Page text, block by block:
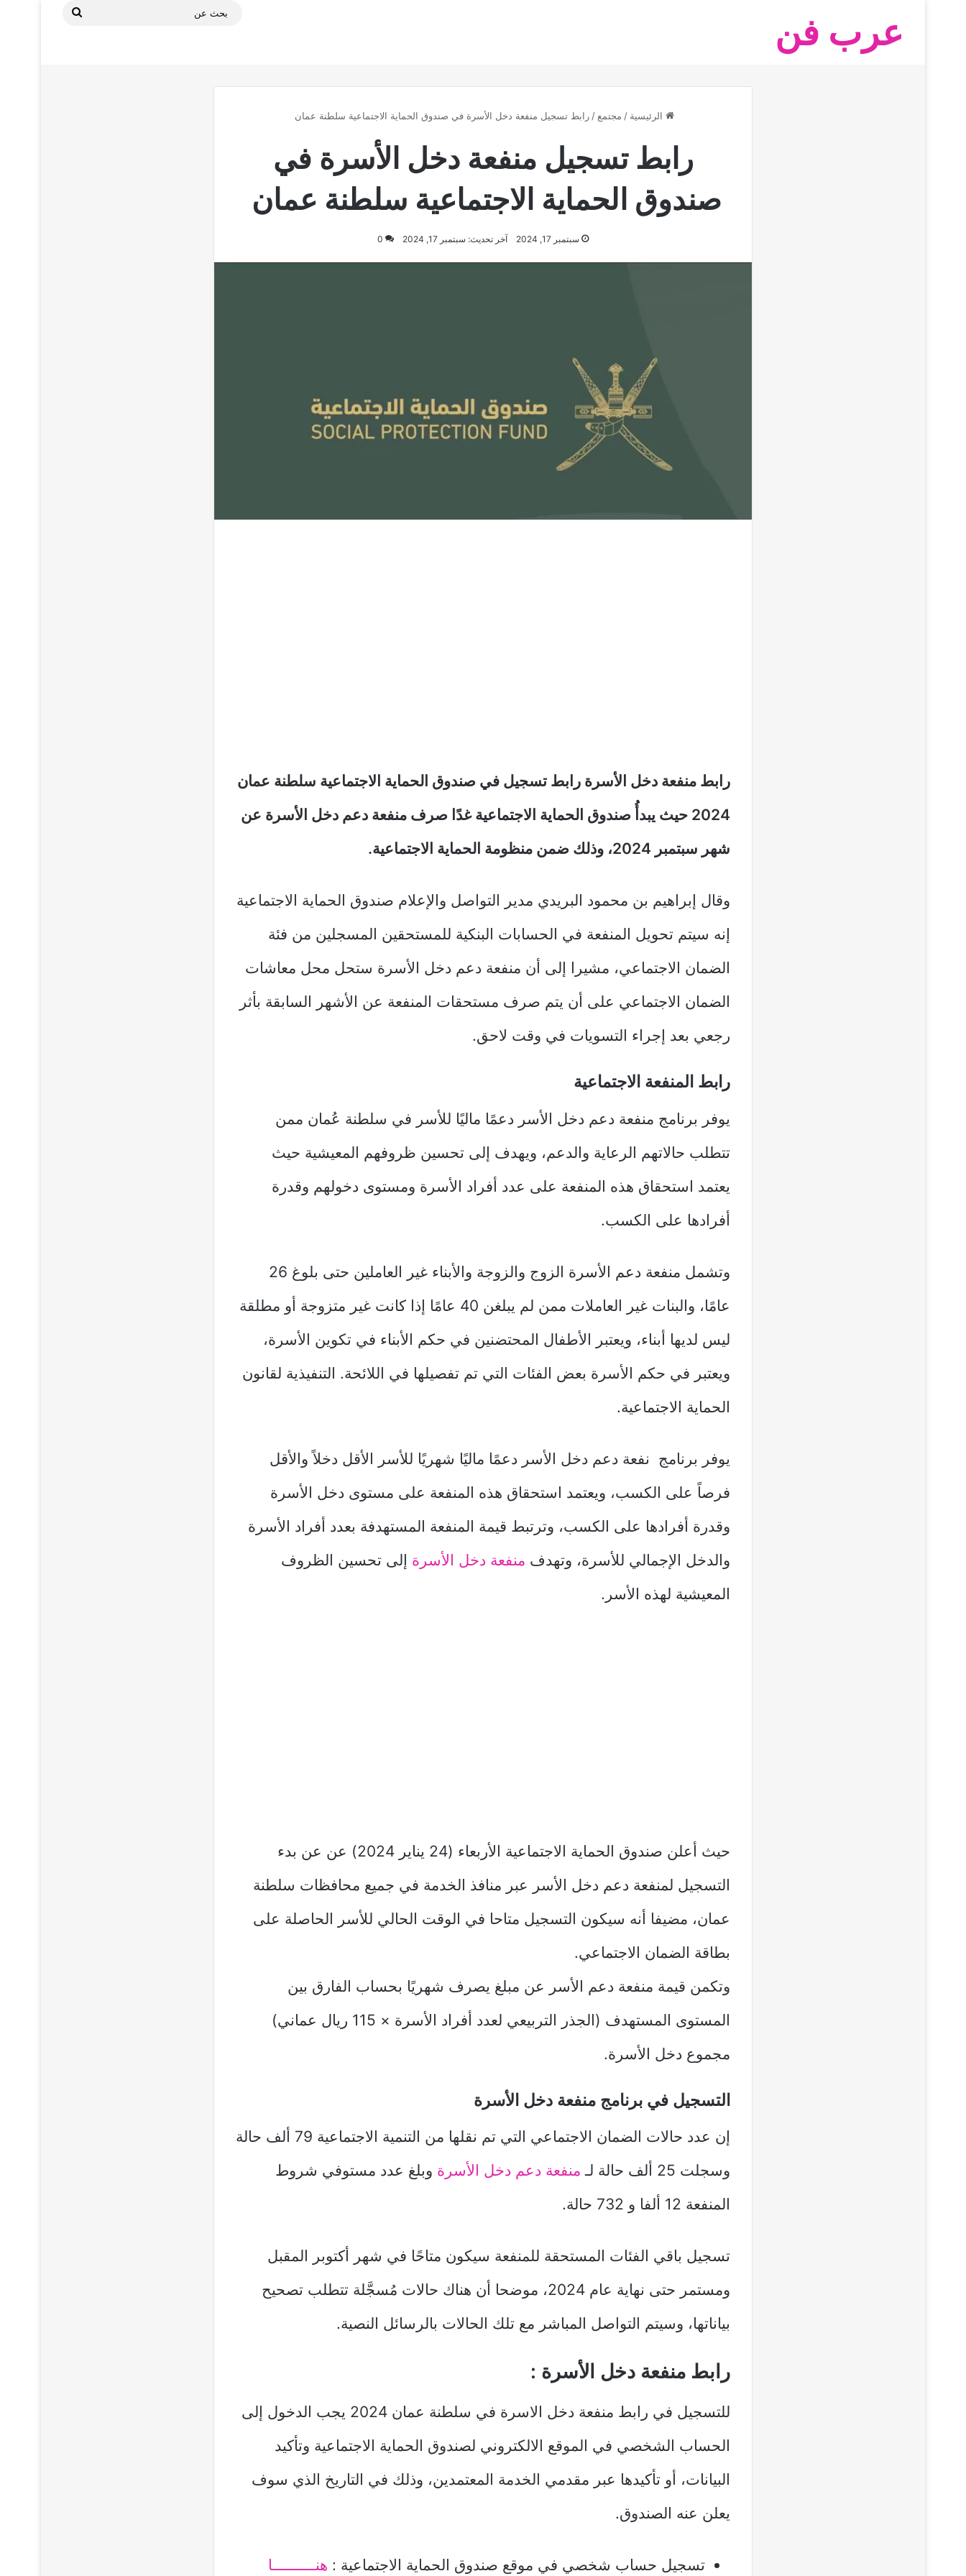
عرب فن
بحث
الرئيسية / مجتمع / رابط تسجيل منفعة دخل الأسرة في صندوق الحماية الاجتماعية سلطنة عمان
رابط تسجيل منفعة دخل الأسرة في
صندوق الحماية الاجتماعية سلطنة عمان
سبتمبر 17, 2024 آخر تحديث: سبتمبر 17, 2024 0
رابط منفعة دخل الأسرة رابط تسجيل في صندوق الحماية الاجتماعية سلطنة عمان
2024 حيث يبدأُ صندوق الحماية الاجتماعية غدًا صرف منفعة دعم دخل الأسرة عن
شهر سبتمبر 2024، وذلك ضمن منظومة الحماية الاجتماعية.
وقال إبراهيم بن محمود البريدي مدير التواصل والإعلام صندوق الحماية الاجتماعية
إنه سيتم تحويل المنفعة في الحسابات البنكية للمستحقين المسجلين من فئة
الضمان الاجتماعي، مشيرا إلى أن منفعة دعم دخل الأسرة ستحل محل معاشات
الضمان الاجتماعي على أن يتم صرف مستحقات المنفعة عن الأشهر السابقة بأثر
رجعي بعد إجراء التسويات في وقت لاحق.
رابط المنفعة الاجتماعية
يوفر برنامج منفعة دعم دخل الأسر دعمًا ماليًا للأسر في سلطنة عُمان ممن
تتطلب حالاتهم الرعاية والدعم، ويهدف إلى تحسين ظروفهم المعيشية حيث
يعتمد استحقاق هذه المنفعة على عدد أفراد الأسرة ومستوى دخولهم وقدرة
أفرادها على الكسب.
وتشمل منفعة دعم الأسرة الزوج والزوجة والأبناء غير العاملين حتى بلوغ 26
عامًا، والبنات غير العاملات ممن لم يبلغن 40 عامًا إذا كانت غير متزوجة أو مطلقة
ليس لديها أبناء، ويعتبر الأطفال المحتضنين في حكم الأبناء في تكوين الأسرة،
ويعتبر في حكم الأسرة بعض الفئات التي تم تفصيلها في اللائحة. التنفيذية لقانون
الحماية الاجتماعية.
يوفر برنامج نفعة دعم دخل الأسر دعمًا ماليًا شهريًا للأسر الأقل دخلاً والأقل
فرصاً على الكسب، ويعتمد استحقاق هذه المنفعة على مستوى دخل الأسرة
وقدرة أفرادها على الكسب، وترتبط قيمة المنفعة المستهدفة بعدد أفراد الأسرة
والدخل الإجمالي للأسرة، وتهدف منفعة دخل الأسرة إلى تحسين الظروف
المعيشية لهذه الأسر.
حيث أعلن صندوق الحماية الاجتماعية الأربعاء (24 يناير 2024) عن عن بدء
التسجيل لمنفعة دعم دخل الأسر عبر منافذ الخدمة في جميع محافظات سلطنة
عمان، مضيفا أنه سيكون التسجيل متاحا في الوقت الحالي للأسر الحاصلة على
بطاقة الضمان الاجتماعي.
وتكمن قيمة منفعة دعم الأسر عن مبلغ يصرف شهريًا بحساب الفارق بين
المستوى المستهدف (الجذر التربيعي لعدد أفراد الأسرة × 115 ريال عماني)
مجموع دخل الأسرة.
التسجيل في برنامج منفعة دخل الأسرة
إن عدد حالات الضمان الاجتماعي التي تم نقلها من التنمية الاجتماعية 79 ألف حالة
وسجلت 25 ألف حالة لـ
منفعة دعم دخل الأسرة وبلغ عدد مستوفي شروط
المنفعة 12 ألفا و 732 حالة.
تسجيل باقي الفئات المستحقة للمنفعة سيكون متاحًا في شهر أكتوبر المقبل
ومستمر حتى نهاية عام 2024، موضحا أن هناك حالات مُسجَّلة تتطلب تصحيح
بياناتها، وسيتم التواصل المباشر مع تلك الحالات بالرسائل النصية.
رابط منفعة دخل الأسرة :
للتسجيل في رابط منفعة دخل الاسرة في سلطنة عمان 2024 يجب الدخول إلى
الحساب الشخصي في الموقع الالكتروني لصندوق الحماية الاجتماعية وتأكيد
البيانات، أو تأكيدها عبر مقدمي الخدمة المعتمدين، وذلك في التاريخ الذي سوف
يعلن عنه الصندوق.
تسجيل حساب شخصي في موقع صندوق الحماية الاجتماعية : هنــــــــــا